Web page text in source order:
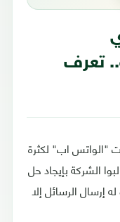
تعرف
"الواتس اب" لكثرة
الشركة بإيجاد حل
إرسال الرسائل إلا